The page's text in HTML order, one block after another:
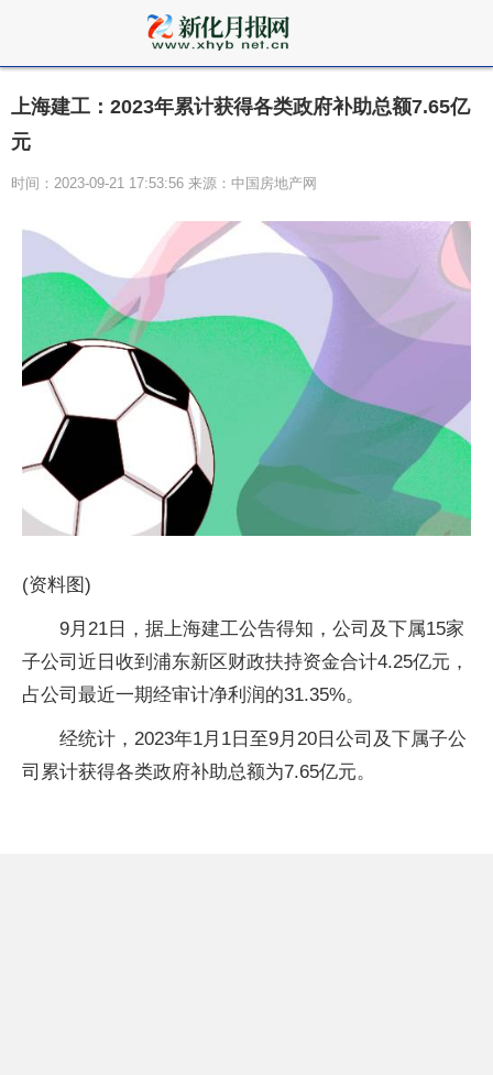
上海建工：2023年累计获得各类政府补助总额7.65亿
元
时间：2023-09-21 17:53:56 来源：中国房地产网
(资料图)
9月21日，据上海建工公告得知，公司及下属15家
子公司近日收到浦东新区财政扶持资金合计4.25亿元，
占公司最近一期经审计净利润的31.35%。
经统计，2023年1月1日至9月20日公司及下属子公
司累计获得各类政府补助总额为7.65亿元。